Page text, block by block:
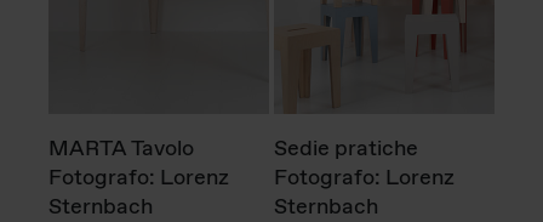
MARTA Tavolo
Fotografo: Lorenz
Sternbach
Sedie pratiche
Fotografo: Lorenz
Sternbach